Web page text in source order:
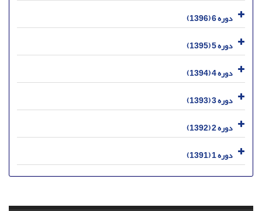
دوره 6 (1396)
دوره 5 (1395)
دوره 4 (1394)
دوره 3 (1393)
دوره 2 (1392)
دوره 1 (1391)